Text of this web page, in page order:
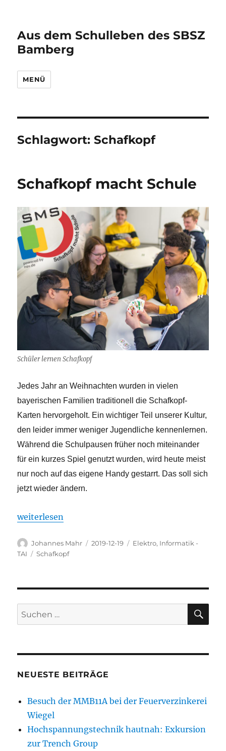
Aus dem Schulleben des SBSZ
Bamberg
MENÜ
Schlagwort:Schafkopf
Schafkopf macht Schule
Schüler lernen Schafkopf
Jedes Jahr an Weihnachten wurden in vielen
bayerischen Familien traditionell die Schafkopf-
Karten hervorgeholt. Ein wichtiger Teil unserer Kultur,
den leider immer weniger Jugendliche kennenlernen.
Während die Schulpausen früher noch miteinander
für ein kurzes Spiel genutzt wurden, wird heute meist
nur noch auf das eigene Handy gestarrt. Das soll sich
jetzt wieder ändern.
„Schafkopf macht Schule“
weiterlesen
Autor
Johannes Mahr
Veröffentlicht
2019-12-19 Kategorien
Elektro, Informatik -
TAI
Schlagwörter
Schafkopf
Suchen
nach:
NEUESTE BEITRÄGE
Besuch der MMB11A bei der Feuerverzinkerei
Wiegel
Hochspannungstechnik hautnah: Exkursion
zur Trench Group